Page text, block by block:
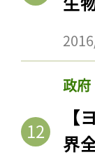
政府
界